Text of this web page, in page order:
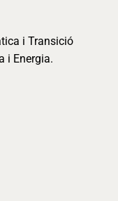
i Transició
i Energia.